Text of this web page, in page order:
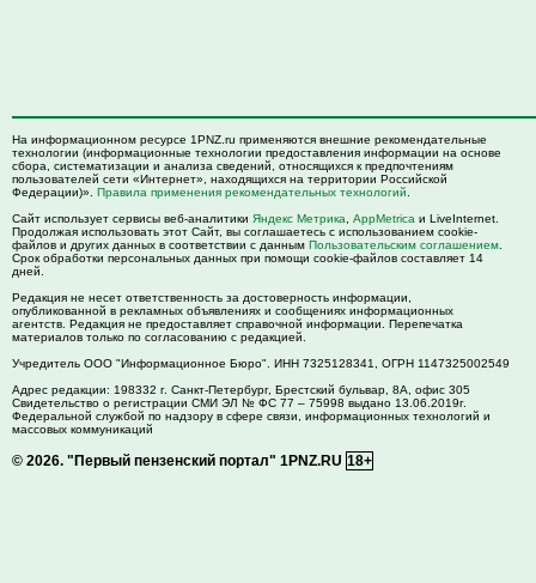
На информационном ресурсе 1PNZ.ru применяются внешние рекомендательные
технологии (информационные технологии предоставления информации на основе
сбора, систематизации и анализа сведений, относящихся к предпочтениям
пользователей сети «Интернет», находящихся на территории Российской
Федерации)». Правила применения рекомендательных технологий
Сайт использует сервисы веб-аналитики Яндекс Метрика AppMetrica и LiveInternet.
Продолжая использовать этот Сайт, вы соглашаетесь с использованием cookie-
файлов и других данных в соответствии с данным Пользовательским соглашением
Срок обработки персональных данных при помощи cookie-файлов составляет 14
дней.
Редакция не несет ответственность за достоверность информации,
опубликованной в рекламных объявлениях и сообщениях информационных
агентств. Редакция не предоставляет справочной информации. Перепечатка
материалов только по согласованию с редакцией.
Учредитель ООО "Информационное Бюро". ИНН 7325128341, ОГРН 1147325002549
Адрес редакции: 198332 г. Санкт-Петербург, Брестский бульвар, 8А, офис 305
Свидетельство о регистрации СМИ ЭЛ № ФС 77 – 75998 выдано 13.06.2019г.
Федеральной службой по надзору в сфере связи, информационных технологий и
массовых коммуникаций
© 2026. "Первый пензенский портал" 1PNZ.RU 18+